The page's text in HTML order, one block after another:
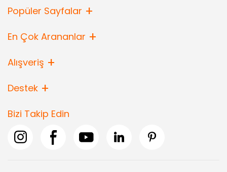
Popüler Sayfalar
En Çok Arananlar
Alışveriş
Destek
Bizi Takip Edin